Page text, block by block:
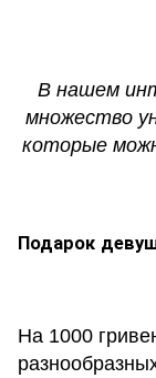
В нашем
множество
которые
Подарок
На 1000